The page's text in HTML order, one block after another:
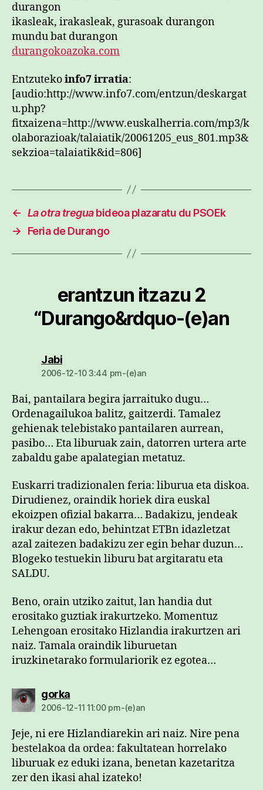
durangon
ikasleak, irakasleak, gurasoak durangon
mundu bat durangon
durangokoazoka.com
Entzutekoinfo7 irratia:
[audio:http://www.info7.com/entzun/deskargat
u.php?
fitxaizena=http://www.euskalherria.com/mp3/k
olaborazioak/talaiatik/20061205_eus_801.mp3&
sekzioa=talaiatik&id=806]
← La otra treguabideoa plazaratu du PSOEk
→
Feria de Durango
erantzun itzazu 2
“Durango&rdquo-(e)an
Jabidio:
2006-12-10 3:44 pm-(e)an
Bai, pantailara begira jarraituko dugu…
Ordenagailukoa balitz, gaitzerdi. Tamalez
gehienak telebistako pantailaren aurrean,
pasibo… Eta liburuak zain, datorren urtera arte
zabaldu gabe apalategian metatuz.
Euskarri tradizionalen feria: liburua eta diskoa.
Dirudienez, oraindik horiek dira euskal
ekoizpen ofizial bakarra… Badakizu, jendeak
irakur dezan edo, behintzat ETBn idazletzat
azal zaitezen badakizu zer egin behar duzun…
Blogeko testuekin liburu bat argitaratu eta
SALDU.
Beno, orain utziko zaitut, lan handia dut
erositako guztiak irakurtzeko. Momentuz
Lehengoan erositako Hizlandia irakurtzen ari
naiz. Tamala oraindik liburuetan
iruzkinetarako formulariorik ez egotea…
gorkadio:
2006-12-11 11:00 pm-(e)an
Jeje, ni ere Hizlandiarekin ari naiz. Nire pena
bestelakoa da ordea: fakultatean horrelako
liburuak ez eduki izana, benetan kazetaritza
zer den ikasi ahal izateko!